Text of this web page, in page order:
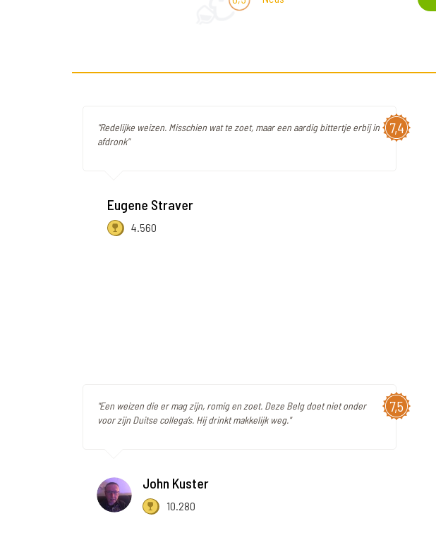
7,4
"Redelijke weizen. Misschien wat te zoet, maar een aardig bittertje erbij in
afdronk"
Eugene Straver
4.560
7,5
"Een weizen die er mag zijn, romig en zoet. Deze Belg doet niet onder
voor zijn Duitse collega’s. Hij drinkt makkelijk weg."
John Kuster
10.280